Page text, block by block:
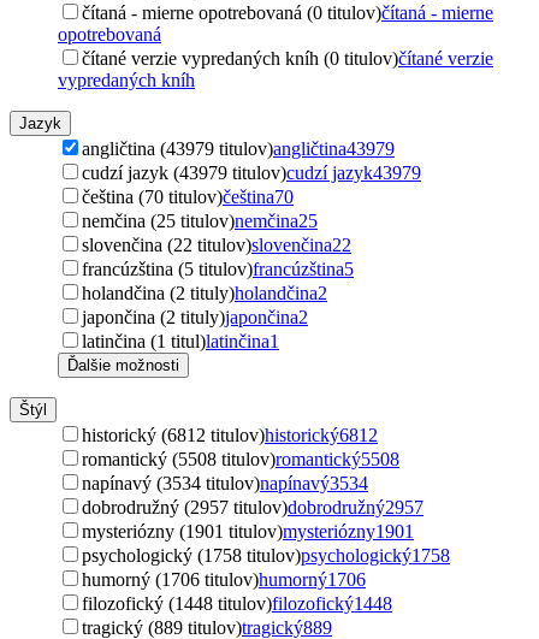
čítaná - mierne opotrebovaná (0 titulov)čítaná - mierne
opotrebovaná
čítané verzie vypredaných kníh (0 titulov)čítané verzie
vypredaných kníh
Jazyk
angličtina (43979 titulov)angličtina43979
cudzí jazyk (43979 titulov)cudzí jazyk43979
čeština (70 titulov)čeština70
nemčina (25 titulov)nemčina25
slovenčina (22 titulov)slovenčina22
francúzština (5 titulov)francúzština5
holandčina (2 tituly)holandčina2
japončina (2 tituly)japončina2
latinčina (1 titul)latinčina1
Ďalšie možnosti
Štýl
historický (6812 titulov)historický6812
romantický (5508 titulov)romantický5508
napínavý (3534 titulov)napínavý3534
dobrodružný (2957 titulov)dobrodružný2957
mysteriózny (1901 titulov)mysteriózny1901
psychologický (1758 titulov)psychologický1758
humorný (1706 titulov)humorný1706
filozofický (1448 titulov)filozofický1448
tragický (889 titulov)tragický889